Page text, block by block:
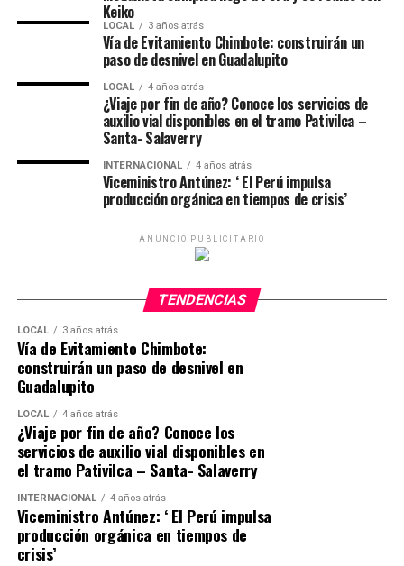
Keiko
LOCAL 3 años atrás
Vía de Evitamiento Chimbote: construirán un
paso de desnivel en Guadalupito
LOCAL 4 años atrás
¿Viaje por fin de año? Conoce los servicios de
auxilio vial disponibles en el tramo Pativilca –
Santa- Salaverry
INTERNACIONAL 4 años atrás
Viceministro Antúnez: ‘ El Perú impulsa
producción orgánica en tiempos de crisis’
ANUNCIO PUBLICITARIO
TENDENCIAS
LOCAL 3 años atrás
Vía de Evitamiento Chimbote:
construirán un paso de desnivel en
Guadalupito
LOCAL 4 años atrás
¿Viaje por fin de año? Conoce los
servicios de auxilio vial disponibles en
el tramo Pativilca – Santa- Salaverry
INTERNACIONAL 4 años atrás
Viceministro Antúnez: ‘ El Perú impulsa
producción orgánica en tiempos de
crisis’